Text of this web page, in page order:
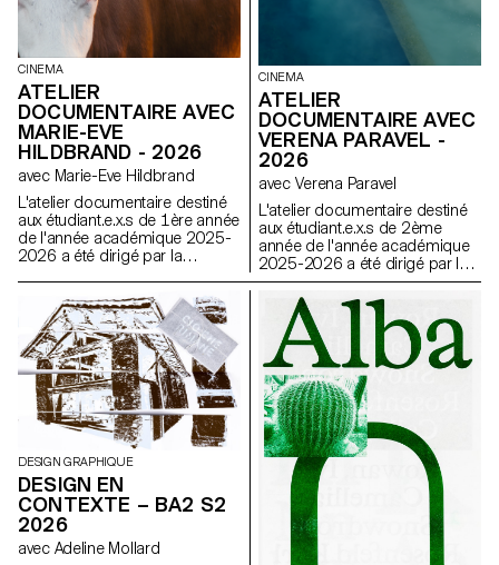
CINEMA
ATELIER
DOCUMENTAIRE AVEC
MARIE-EVE
HILDBRAND - 2026
avec Marie-Eve Hildbrand
L'atelier documentaire destiné
aux étudiant.e.x.s de 1ère année
de l'année académique 2025-
2026 a été dirigé par la
CINEMA
ATELIER
DOCUMENTAIRE AVEC
VERENA PARAVEL -
2026
avec Verena Paravel
L'atelier documentaire destiné
aux étudiant.e.x.s de 2ème
année de l'année académique
2025-2026 a été dirigé par la
réalisatrice et anthropologue
visuelle française Verena
Paravel.
DESIGN GRAPHIQUE
DESIGN EN
CONTEXTE – BA2 S2
2026
avec Adeline Mollard